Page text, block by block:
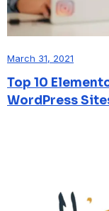
March 31, 2021
Top 10
WordPress